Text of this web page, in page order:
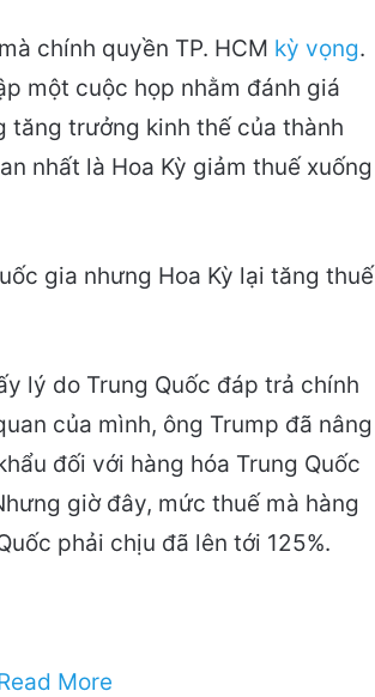
chính quyền TP. HCM kỳ vọng.
một cuộc họp nhằm đánh giá
tăng trưởng kinh thế của thành
nhất là Hoa Kỳ giảm thuế xuống
gia nhưng Hoa Kỳ lại tăng thuế
lý do Trung Quốc đáp trả chính
của mình, ông Trump đã nâng
đối với hàng hóa Trung Quốc
giờ đây, mức thuế mà hàng
phải chịu đã lên tới 125%.
More